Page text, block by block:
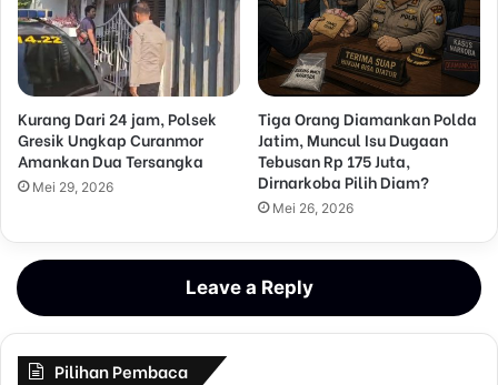
Kurang Dari 24 jam, Polsek
Gresik Ungkap Curanmor
Amankan Dua Tersangka
Mei 29, 2026
Tiga Orang Diamankan Polda
Jatim, Muncul Isu Dugaan
Tebusan Rp 175 Juta,
Dirnarkoba Pilih Diam?
Mei 26, 2026
Leave a Reply
Pilihan Pembaca